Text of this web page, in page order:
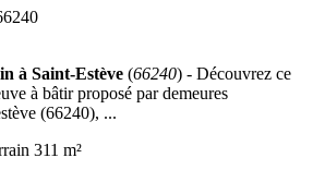
à Saint-Estève (66240) - Découvrez ce
à bâtir proposé par demeures
(66240), ...
311 m²